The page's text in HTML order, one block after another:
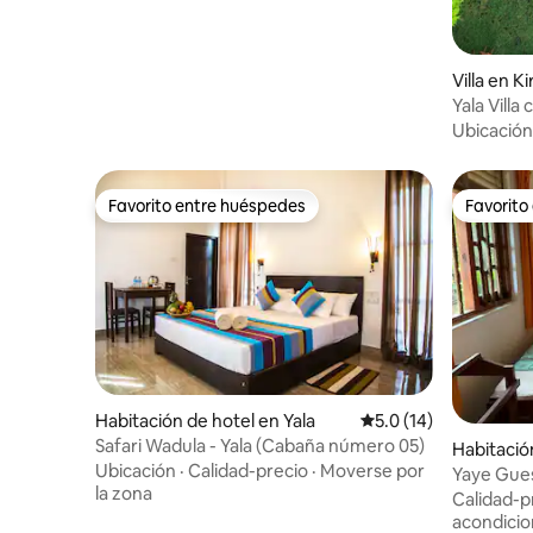
Villa en
Yala Villa
piscina
Ubicación
Favorito entre huéspedes
Favorito entre huéspedes
Habitación de hotel en Yala Calificación
5.0 (14)
Safari Wadula - Yala (Cabaña número 05)
Ubicación · Calidad-precio · Moverse por
la zona
Yaye
Calidad-